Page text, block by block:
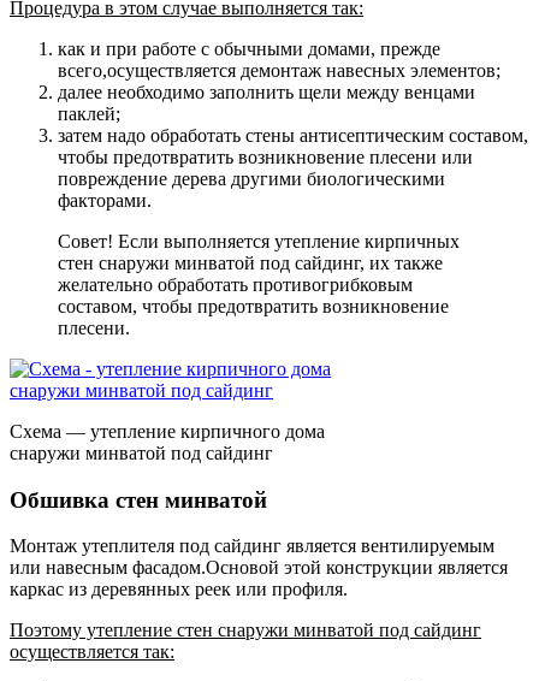
Процедура в этом случае выполняется так:
как и при работе с обычными домами, прежде
всего,осуществляется демонтаж навесных элементов;
далее необходимо заполнить щели между венцами
паклей;
затем надо обработать стены антисептическим составом,
чтобы предотвратить возникновение плесени или
повреждение дерева другими биологическими
факторами.
Совет! Если выполняется утепление кирпичных
стен снаружи минватой под сайдинг, их также
желательно обработать противогрибковым
составом, чтобы предотвратить возникновение
плесени.
Схема — утепление кирпичного дома
снаружи минватой под сайдинг
Обшивка стен минватой
Монтаж утеплителя под сайдинг является вентилируемым
или навесным фасадом.Основой этой конструкции является
каркас из деревянных реек или профиля.
Поэтому утепление стен снаружи минватой под сайдинг
осуществляется так: